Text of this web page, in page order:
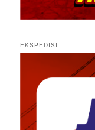
EKSPEDISI